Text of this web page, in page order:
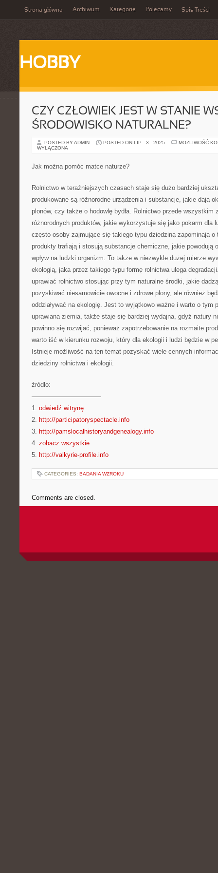
Strona główna Archiwum Kategorie Polecamy Spis Treści
HOBBY
CZY CZŁOWIEK JEST W STANIE
ŚRODOWISKO NATURALNE?
POSTED BY ADMIN POSTED ON LIP - 3 - 2025
MOŻLIWOŚĆ
WYŁĄCZONA
Jak można pomóc matce naturze?
Rolnictwo w teraźniejszych czasach staje się dużo bardziej
produkowane są różnorodne urządzenia i substancje, jakie dają
plonów, czy także o hodowlę bydła. Rolnictwo przede wszystkim
różnorodnych produktów, jakie wykorzystuje się jako pokarm dla
często osoby zajmujące się takiego typu dziedziną zapominają
produkty trafiają i stosują substancje chemiczne, jakie powodują
wpływ na ludzki organizm. To także w niezwykle dużej mierze
ekologią, jaka przez takiego typu formę rolnictwa ulega
uprawiać rolnictwo stosując przy tym naturalne środki, jakie
pozyskiwać niesamowicie owocne i zdrowe plony, ale również
oddziaływać na ekologię. Jest to wyjątkowo ważne i warto o tym
uprawiana ziemia, także staje się bardziej wydajna, gdyż natury
powinno się rozwijać, ponieważ zapotrzebowanie na rozmaite
warto iść w kierunku rozwoju, który dla ekologii i ludzi będzie w
Istnieje możliwość na ten temat pozyskać wiele cennych
dziedziny rolnictwa i ekologii.
źródło:
———————————
1. odwiedź witrynę
2. http://participatoryspectacle.info
3. http://pamslocalhistoryandgenealogy.info
4. zobacz wszystkie
5. http://valkyrie-profile.info
CATEGORIES: BADANIA WZROKU
Comments are closed.